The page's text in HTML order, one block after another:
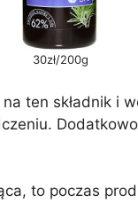
30zł/200g
ten składnik i
to poczas